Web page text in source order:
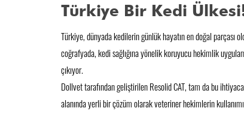
Türkiye Bir Kedi
Türkiye, dünyada kedilerin günlük hayatın en doğal parçası
coğrafyada, kedi sağlığına yönelik koruyucu hekimlik
çıkıyor.
Dollvet tarafından geliştirilen Resolid CAT, tam da bu
alanında yerli bir çözüm olarak veteriner hekimlerin